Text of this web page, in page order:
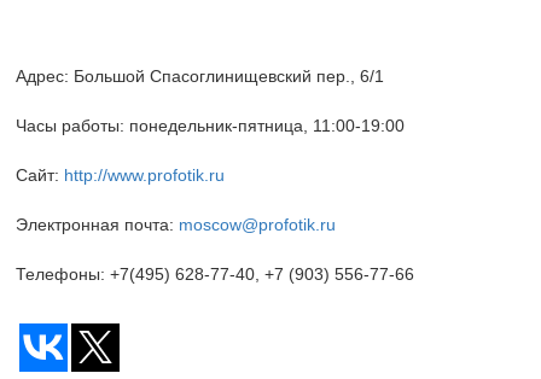
Адрес: Большой Спасоглинищевский пер., 6/1
Часы работы: понедельник-пятница, 11:00-19:00
Сайт: http://www.profotik.ru
Электронная почта: moscow@profotik.ru
Телефоны: +7(495) 628-77-40, +7 (903) 556-77-66